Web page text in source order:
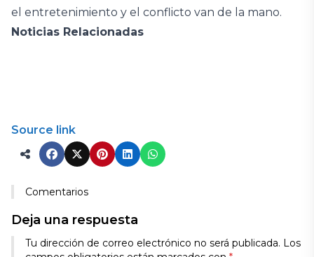
el entretenimiento y el conflicto van de la mano.
Noticias Relacionadas
Source link
Comentarios
Deja una respuesta
Tu dirección de correo electrónico no será publicada. Los